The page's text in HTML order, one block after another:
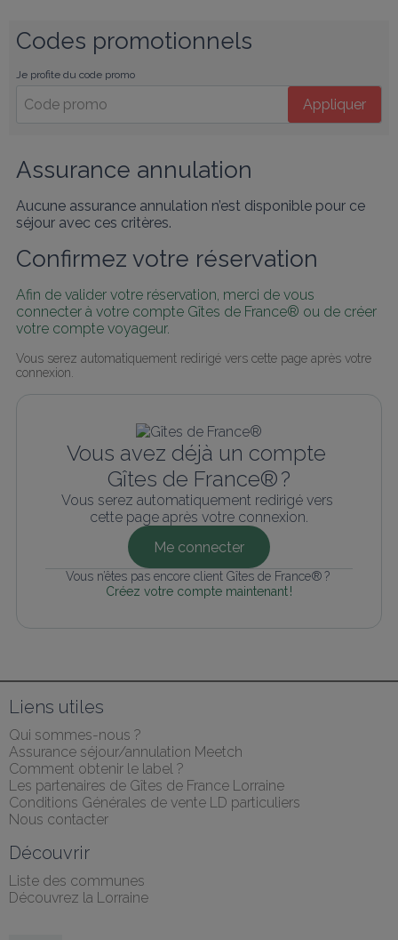
Codes promotionnels
Je profite du code promo
Appliquer
Assurance annulation
Aucune assurance annulation n’est disponible pour ce
séjour avec ces critères.
Confirmez votre réservation
Afin de valider votre réservation, merci de vous
connecter à votre compte Gîtes de France® ou de créer
votre compte voyageur.
Vous serez automatiquement redirigé vers cette page après votre
connexion.
Vous avez déjà un compte
Gîtes de France® ?
Vous serez automatiquement redirigé vers
cette page après votre connexion.
Me connecter
Vous n’êtes pas encore client Gîtes de France® ?
Créez votre compte maintenant !
Liens utiles
Qui sommes-nous ?
Assurance séjour/annulation Meetch
Comment obtenir le label ?
Les partenaires de Gîtes de France Lorraine
Conditions Générales de vente LD particuliers
Nous contacter
Découvrir
Liste des communes
Découvrez la Lorraine